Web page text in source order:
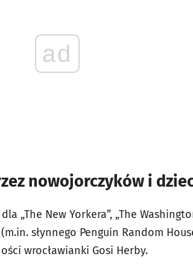
ad
nowojorczyków i
„The New Yorkera”, „The
słynnego Penguin Random
wrocławianki Gosi Herby.